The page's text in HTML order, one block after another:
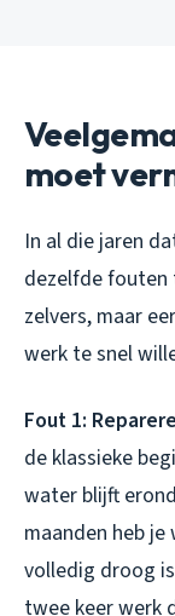
moet
In al die jaren
dezelfde fouten
zelvers, maar
werk te snel
Fout 1:
de klassieke
water blijft
maanden heb
volledig droog
twee keer werk